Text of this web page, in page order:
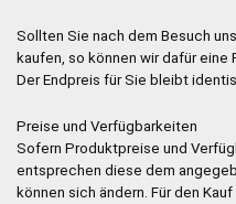
Sollten Sie nach dem Besuch
kaufen, so können wir dafür eine
Der Endpreis für Sie bleibt
Preise und Verfügbarkeiten
Sofern Produktpreise und
entsprechen diese dem
können sich ändern. Für den